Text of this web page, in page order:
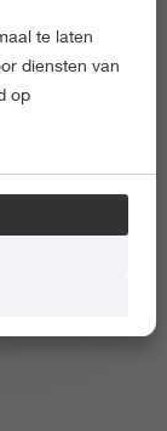
te laten
diensten van
op